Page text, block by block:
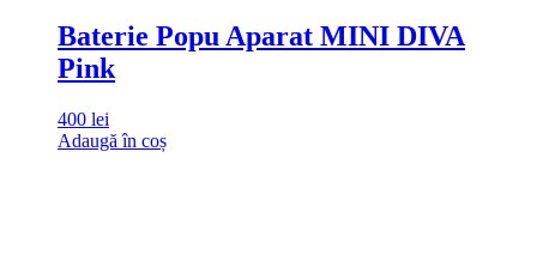
Baterie Popu Aparat MINI DIVA
Pink
400 lei
Adaugă în coș